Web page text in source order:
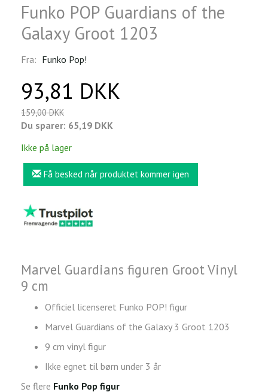
Funko POP Guardians of the
Galaxy Groot 1203
Fra: Funko Pop!
93,81 DKK
159,00 DKK
Du sparer: 65,19 DKK
Ikke på lager
Få besked når produktet kommer igen
Marvel Guardians figuren Groot Vinyl
9 cm
Officiel licenseret Funko POP! figur
Marvel Guardians of the Galaxy 3 Groot 1203
9 cm vinyl figur
Ikke egnet til børn under 3 år
Se flere Funko Pop figur